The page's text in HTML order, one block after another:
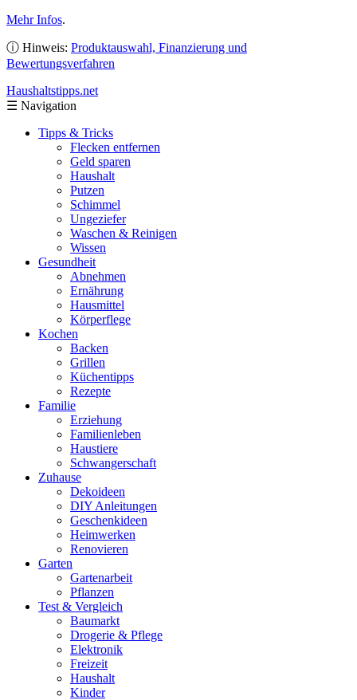
Mehr Infos.
ⓘ Hinweis: Produktauswahl, Finanzierung und
Bewertungsverfahren
Haushaltstipps.net
☰ Navigation
Tipps & Tricks
Flecken entfernen
Geld sparen
Haushalt
Putzen
Schimmel
Ungeziefer
Waschen & Reinigen
Wissen
Gesundheit
Abnehmen
Ernährung
Hausmittel
Körperflege
Kochen
Backen
Grillen
Küchentipps
Rezepte
Familie
Erziehung
Familienleben
Haustiere
Schwangerschaft
Zuhause
Dekoideen
DIY Anleitungen
Geschenkideen
Heimwerken
Renovieren
Garten
Gartenarbeit
Pflanzen
Test & Vergleich
Baumarkt
Drogerie & Pflege
Elektronik
Freizeit
Haushalt
Kinder